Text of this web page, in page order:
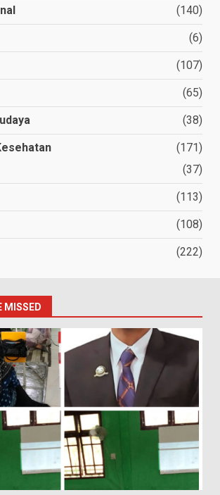
(140)
(6)
(107)
(65)
(38)
(171)
(37)
(113)
(108)
(222)
MISSED